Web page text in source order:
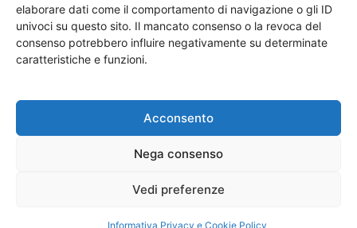
elaborare dati come il comportamento di navigazione o gli ID
univoci su questo sito. Il mancato consenso o la revoca del
consenso potrebbero influire negativamente su determinate
caratteristiche e funzioni.
Acconsento
Nega consenso
Vedi preferenze
Informativa Privacy e Cookie Policy
Chi siamo I Nostri Clienti
© Copyright 2017 - MilanoEvents.it© managed by